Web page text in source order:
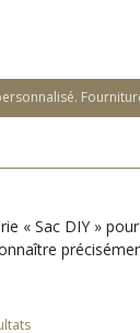
« Sac DIY »